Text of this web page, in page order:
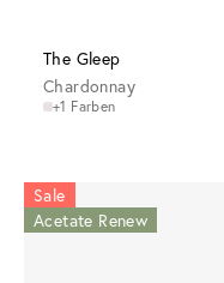
The Gleep
Chardonnay
+1 Farben
Sale
Acetate Renew